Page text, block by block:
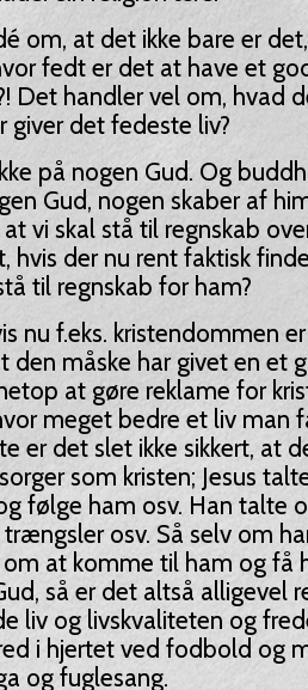
om, at det ikke bare er
fedt er det at have et
Det handler vel om, hvad
giver det fedeste liv?
på nogen Gud. Og
Gud, nogen skaber af
vi skal stå til regnskab
hvis der nu rent faktisk
til regnskab for ham?
nu f.eks. kristendommen
den måske har givet en et
at gøre reklame for
meget bedre et liv man
er det slet ikke sikkert, at
som kristen; Jesus
følge ham osv. Han talte
osv. Så selv om
at komme til ham og få
så er det altså alligevel
liv og livskvaliteten og
i hjertet ved fodbold og
og fuglesang.